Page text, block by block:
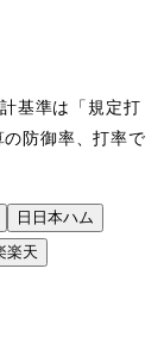
基準は「規定打
防御率、打率で
日 日本ハム
楽天